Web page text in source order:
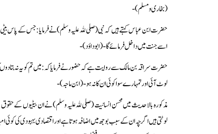
(بخاری و مسلم) -
حضرت ابن عباس کہتے ہیں کہ نبی (صلیﷲ علیہ وسلم) نے فرمایا : جس کے پاس بیٹی
اسے جنت میں داخل فرمائے گا - (ابوداؤد) -
حضرت سراقہ بن مالک سے روایت ہے کہ حضور نے فرمایا کہ : میں تم کو یہ نہ
لوٹ آئی اور تمہارے سوا کوئی ان کا نہ ہو - (ابن ماجہ) -
مذکورہ بالا حدیث میں محسن انسانیت (صلیﷲ علیہ وسلم) نے ان بیٹیوں کے
لوٹتی ہیں اگرچہ ان کے سبب بوجھ میں اضافہ ہوتا ہے اور اقتصادی بہبودی کی